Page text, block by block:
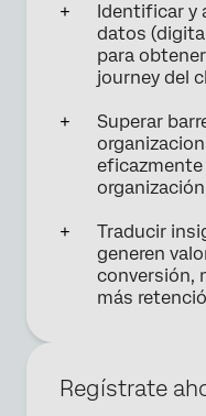
Identificar y
datos
para
journey del
Superar
organización
Traducir
generen
conversión,
más
Regístrate